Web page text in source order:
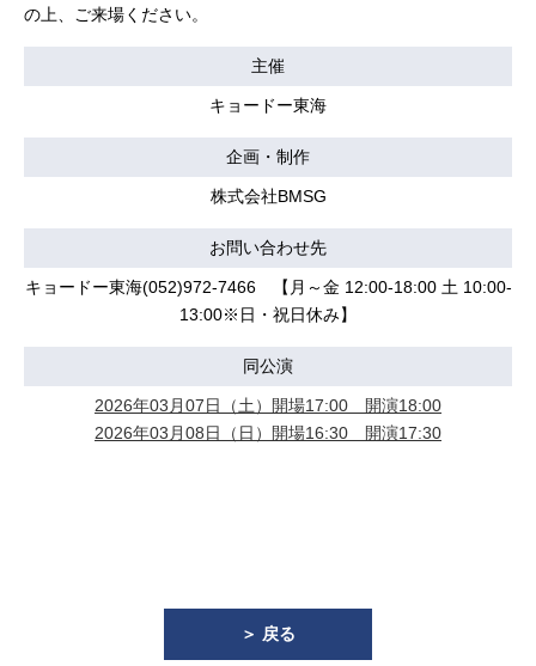
の上、ご来場ください。
主催
キョードー東海
企画・制作
株式会社BMSG
お問い合わせ先
キョードー東海(052)972-7466 【月～金 12:00-18:00 土 10:00-
13:00※日・祝日休み】
同公演
2026年03月07日（土）開場17:00 開演18:00
2026年03月08日（日）開場16:30 開演17:30
＞ 戻る